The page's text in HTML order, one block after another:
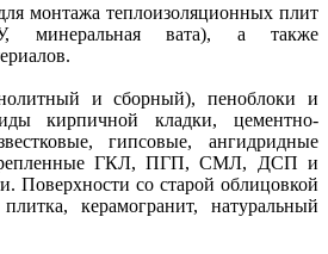
монтажа теплоизоляционных плит
вата), а также
и сборный), пеноблоки и
кирпичной кладки, цементно-
гипсовые, ангидридные
ГКЛ, ПГП, СМЛ, ДСП и
Поверхности со старой облицовкой
керамогранит, натуральный